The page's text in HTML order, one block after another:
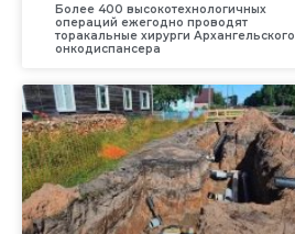
Более 400 высокотехнологичных
операций ежегодно проводят
торакальные хирурги Архангельского
онкодиспансера